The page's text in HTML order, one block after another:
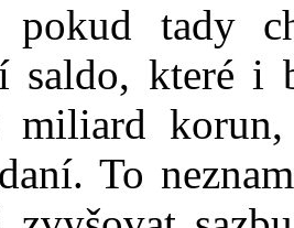
pokud tady
saldo, které i
miliard
To